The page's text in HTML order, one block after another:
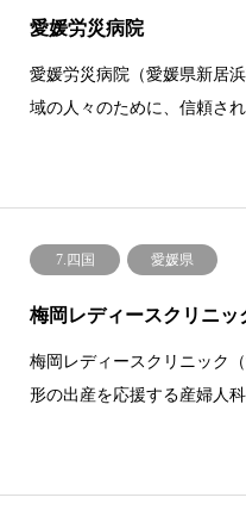
愛媛労災病院
愛媛労災病院（愛媛県新居
域の人々のために、信頼さ
7.四国 愛媛県
梅岡レディースクリニッ
梅岡レディースクリニック
形の出産を応援する産婦人